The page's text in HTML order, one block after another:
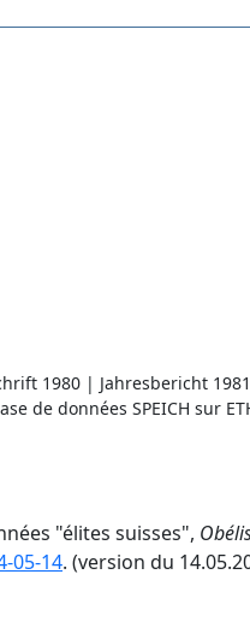
1980 | Jahresbericht
de données SPEICH sur
"élites suisses",
05-14. (version du